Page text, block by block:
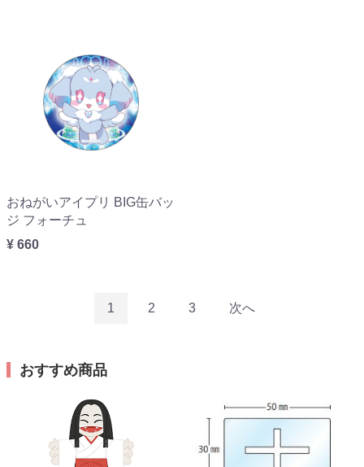
おねがいアイプリ BIG缶バッ
ジ フォーチュ
¥ 660
1 2 3 次へ
おすすめ商品